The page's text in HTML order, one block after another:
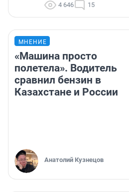
4 646 15
МНЕНИЕ
«Машина просто
полетела». Водитель
сравнил бензин в
Казахстане и России
Анатолий Кузнецов